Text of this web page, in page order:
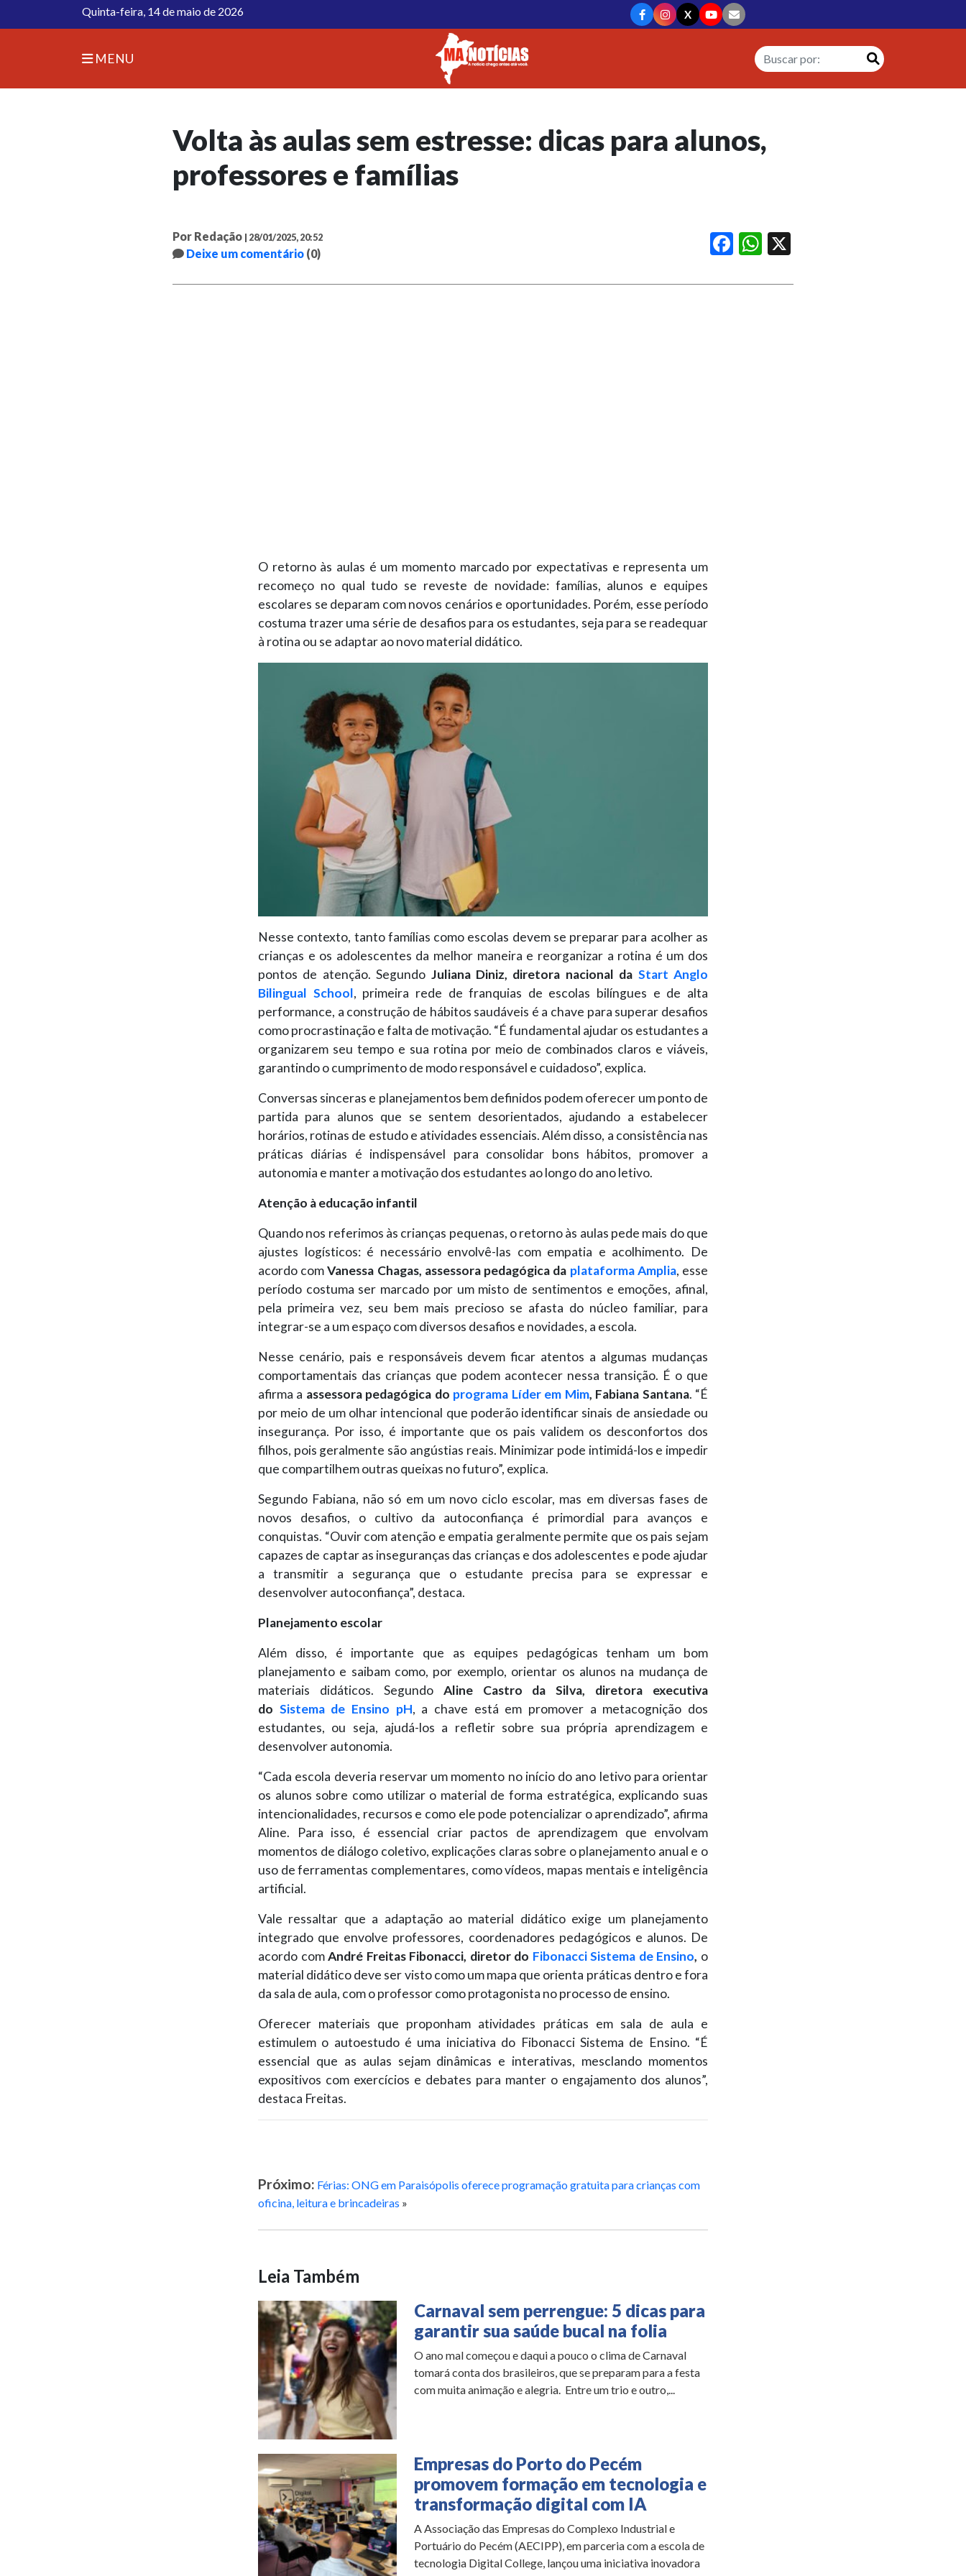
Quinta-feira, 14 de maio de 2026 X
MENU
Volta às aulas sem estresse: dicas para alunos,
professores e famílias
Por Redação | 28/01/2025, 20:52
Deixe um comentário (0)
FacebookWhatsApp
O retorno às aulas é um momento marcado por expectativas e representa um
recomeço no qual tudo se reveste de novidade: famílias, alunos e equipes
escolares se deparam com novos cenários e oportunidades. Porém, esse período
costuma trazer uma série de desafios para os estudantes, seja para se readequar
à rotina ou se adaptar ao novo material didático.
Nesse contexto, tanto famílias como escolas devem se preparar para acolher as
crianças e os adolescentes da melhor maneira e reorganizar a rotina é um dos
pontos de atenção. Segundo Juliana Diniz, diretora nacional da Start Anglo
Bilingual School, primeira rede de franquias de escolas bilíngues e de alta
performance, a construção de hábitos saudáveis é a chave para superar desafios
como procrastinação e falta de motivação. “É fundamental ajudar os estudantes a
organizarem seu tempo e sua rotina por meio de combinados claros e viáveis,
garantindo o cumprimento de modo responsável e cuidadoso”, explica.
Conversas sinceras e planejamentos bem definidos podem oferecer um ponto de
partida para alunos que se sentem desorientados, ajudando a estabelecer
horários, rotinas de estudo e atividades essenciais. Além disso, a consistência nas
práticas diárias é indispensável para consolidar bons hábitos, promover a
autonomia e manter a motivação dos estudantes ao longo do ano letivo.
Atenção à educação infantil
Quando nos referimos às crianças pequenas, o retorno às aulas pede mais do que
ajustes logísticos: é necessário envolvê-las com empatia e acolhimento. De
acordo comVanessa Chagas, assessora pedagógica da plataforma Amplia, esse
período costuma ser marcado por um misto de sentimentos e emoções, afinal,
pela primeira vez, seu bem mais precioso se afasta do núcleo familiar, para
integrar-se a um espaço com diversos desafios e novidades, a escola.
Nesse cenário, pais e responsáveis devem ficar atentos a algumas mudanças
comportamentais das crianças que podem acontecer nessa transição. É o que
afirma a assessora pedagógica do programa Líder em Mim, Fabiana Santana. “É
por meio de um olhar intencional que poderão identificar sinais de ansiedade ou
insegurança. Por isso, é importante que os pais validem os desconfortos dos
filhos, pois geralmente são angústias reais. Minimizar pode intimidá-los e impedir
que compartilhem outras queixas no futuro”, explica.
Segundo Fabiana, não só em um novo ciclo escolar, mas em diversas fases de
novos desafios, o cultivo da autoconfiança é primordial para avanços e
conquistas. “Ouvir com atenção e empatia geralmente permite que os pais sejam
capazes de captar as inseguranças das crianças e dos adolescentes e pode ajudar
a transmitir a segurança que o estudante precisa para se expressar e
desenvolver autoconfiança”, destaca.
Planejamento escolar
Além disso, é importante que as equipes pedagógicas tenham um bom
planejamento e saibam como, por exemplo, orientar os alunos na mudança de
materiais didáticos. Segundo Aline Castro da Silva, diretora executiva
do Sistema de Ensino pH, a chave está em promover a metacognição dos
estudantes, ou seja, ajudá-los a refletir sobre sua própria aprendizagem e
desenvolver autonomia.
“Cada escola deveria reservar um momento no início do ano letivo para orientar
os alunos sobre como utilizar o material de forma estratégica, explicando suas
intencionalidades, recursos e como ele pode potencializar o aprendizado”, afirma
Aline. Para isso, é essencial criar pactos de aprendizagem que envolvam
momentos de diálogo coletivo, explicações claras sobre o planejamento anual e o
uso de ferramentas complementares, como vídeos, mapas mentais e inteligência
artificial.
Vale ressaltar que a adaptação ao material didático exige um planejamento
integrado que envolve professores, coordenadores pedagógicos e alunos. De
acordo comAndré Freitas Fibonacci, diretor do Fibonacci Sistema de Ensino, o
material didático deve ser visto como um mapa que orienta práticas dentro e fora
da sala de aula, com o professor como protagonista no processo de ensino.
Oferecer materiais que proponham atividades práticas em sala de aula e
estimulem o autoestudo é uma iniciativa do Fibonacci Sistema de Ensino. “É
essencial que as aulas sejam dinâmicas e interativas, mesclando momentos
expositivos com exercícios e debates para manter o engajamento dos alunos”,
destaca Freitas.
Próximo: Férias: ONG em Paraisópolis oferece programação gratuita para crianças com
oficina, leitura e brincadeiras »
Leia Também
Carnaval sem perrengue: 5 dicas para
garantir sua saúde bucal na folia
O ano mal começou e daqui a pouco o clima de Carnaval
tomará conta dos brasileiros, que se preparam para a festa
com muita animação e alegria. Entre um trio e outro,...
Empresas do Porto do Pecém
promovem formação em tecnologia e
transformação digital com IA
A Associação das Empresas do Complexo Industrial e
Portuário do Pecém (AECIPP), em parceria com a escola de
tecnologia Digital College, lançou uma iniciativa inovadora